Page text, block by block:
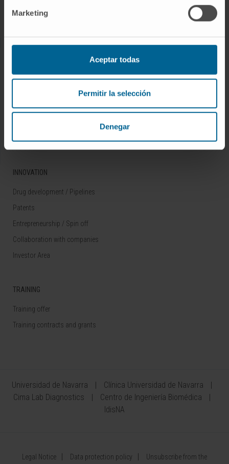
Marketing
Aceptar todas
Permitir la selección
Denegar
Our Researchers
Technology platforms
INNOVATION
Drug development / Pipelines
Patents
Entrepreneurship / Spin off
Collaboration with companies
Investor Area
TRAINING
Training offer
Training contracts and grants
Universidad de Navarra
Clínica Universidad de Navarra
Cima Lab Diagnostics
Centro de Ingeniería Biomédica
IdisNA
Legal Notice Data protection policy Unsubscribe from the